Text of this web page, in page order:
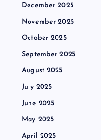
December 2025
November 2025
October 2025
September 2025
August 2025
July 2025
June 2025
May 2025
April 2025